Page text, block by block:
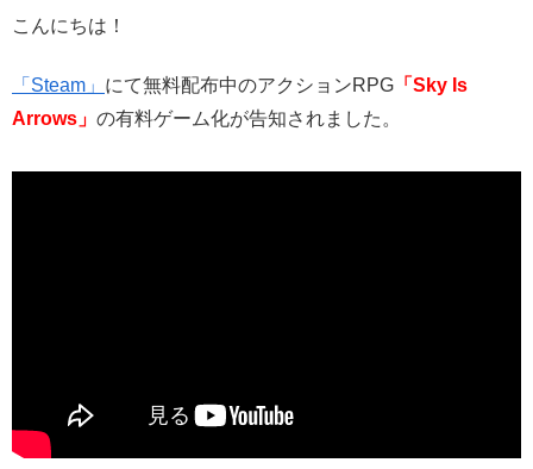
こんにちは！
「Steam」 にて無料配布中のアクションRPG 「Sky Is
Arrows」 の有料ゲーム化が告知されました 。